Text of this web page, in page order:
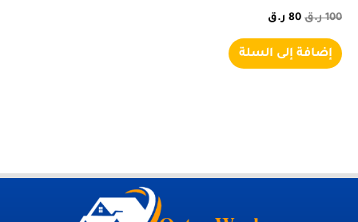
100 ر.ق 80 ر.ق
إضافة إلى السلة